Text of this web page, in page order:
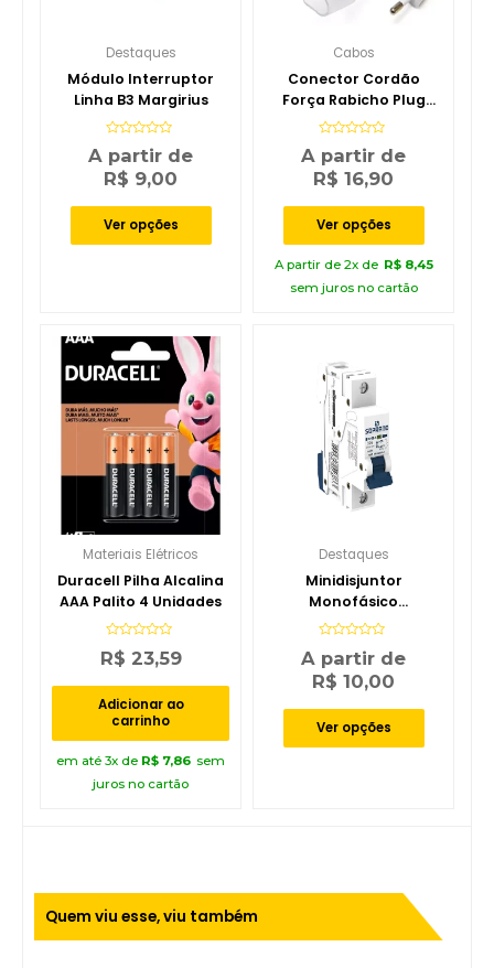
Destaques
Módulo Interruptor
Linha B3 Margirius
Avaliação
0
de
5
A partir de
R$ 9,00
Ver opções
Cabos
Conector Cordão
Força Rabicho Plug
Mangueira Led Neon
Avaliação
0
de
5
A partir de
R$ 16,90
Ver opções
A partir de 2x de R$8,45
sem juros no cartão
Materiais Elétricos
Duracell Pilha Alcalina
AAA Palito 4 Unidades
Avaliação
0
5
R$ 23,59
Adicionar ao
carrinho
em até 3x de R$ 7,86 sem
juros no cartão
Destaques
Minidisjuntor
Monofásico
Amperagem 10-63
Avaliação
0
de
5
A partir de
R$ 10,00
Ver opções
Quem viu esse, viu também